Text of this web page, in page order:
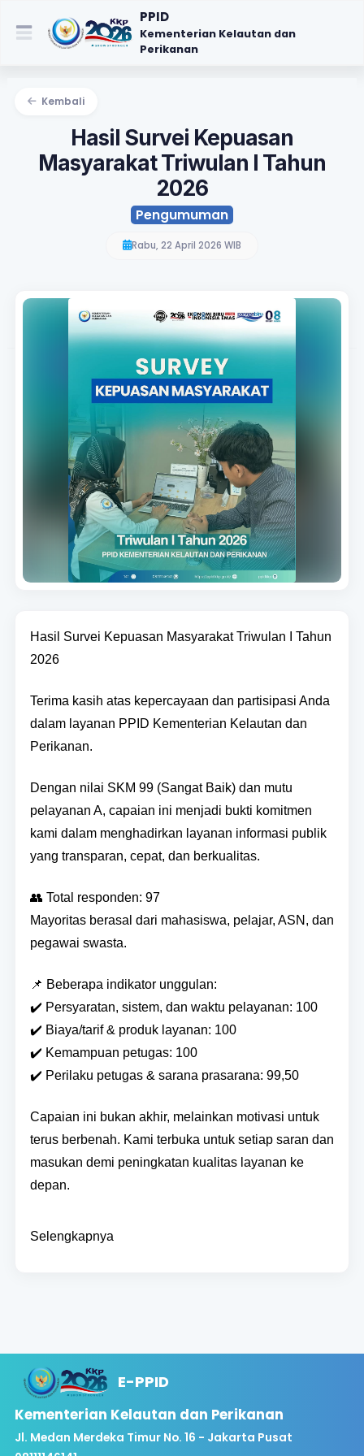
PPID
Kementerian Kelautan dan
Perikanan
Kembali
Hasil Survei Kepuasan
Masyarakat Triwulan I Tahun
2026
Pengumuman
Rabu, 22 April 2026 WIB
Hasil Survei Kepuasan Masyarakat Triwulan I Tahun
2026
Terima kasih atas kepercayaan dan partisipasi Anda
dalam layanan PPID Kementerian Kelautan dan
Perikanan.
Dengan nilai SKM 99 (Sangat Baik) dan mutu
pelayanan A, capaian ini menjadi bukti komitmen
kami dalam menghadirkan layanan informasi publik
yang transparan, cepat, dan berkualitas.
👥 Total responden: 97
Mayoritas berasal dari mahasiswa, pelajar, ASN, dan
pegawai swasta.
📌 Beberapa indikator unggulan:
✔️ Persyaratan, sistem, dan waktu pelayanan: 100
✔️ Biaya/tarif & produk layanan: 100
✔️ Kemampuan petugas: 100
✔️ Perilaku petugas & sarana prasarana: 99,50
Capaian ini bukan akhir, melainkan motivasi untuk
terus berbenah. Kami terbuka untuk setiap saran dan
masukan demi peningkatan kualitas layanan ke
depan.
Selengkapnya
E-PPID
Kementerian Kelautan dan Perikanan
Jl. Medan Merdeka Timur No. 16 - Jakarta Pusat